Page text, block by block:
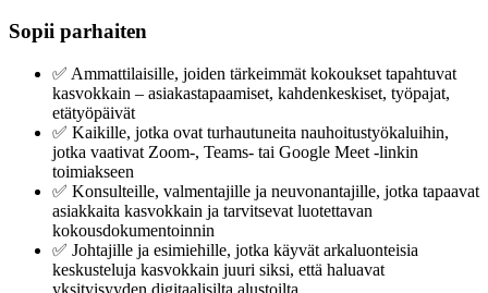
Sopii parhaiten
✅ Ammattilaisille, joiden tärkeimmät kokoukset tapahtuvat
kasvokkain – asiakastapaamiset, kahdenkeskiset, työpajat,
etätyöpäivät
✅ Kaikille, jotka ovat turhautuneita nauhoitustyökaluihin,
jotka vaativat Zoom-, Teams- tai Google Meet -linkin
toimiakseen
✅ Konsulteille, valmentajille ja neuvonantajille, jotka tapaavat
asiakkaita kasvokkain ja tarvitsevat luotettavan
kokousdokumentoinnin
✅ Johtajille ja esimiehille, jotka käyvät arkaluonteisia
keskusteluja kasvokkain juuri siksi, että haluavat
yksityisyyden digitaalisilta alustoilta